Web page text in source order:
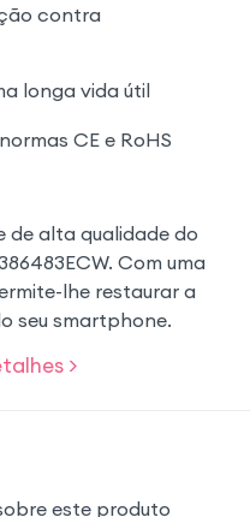
contra
longa vida útil
CE e RoHS
de alta qualidade do
Com uma
lhe restaurar a
seu smartphone.
>
este produto